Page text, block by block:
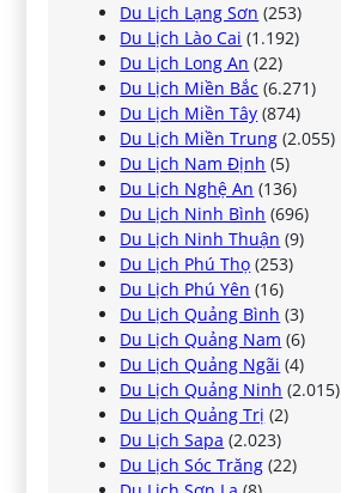
Du Lịch Lạng Sơn (253)
Du Lịch Lào Cai (1.192)
Du Lịch Long An (22)
Du Lịch Miền Bắc (6.271)
Du Lịch Miền Tây (874)
Du Lịch Miền Trung (2.055)
Du Lịch Nam Định (5)
Du Lịch Nghệ An (136)
Du Lịch Ninh Bình (696)
Du Lịch Ninh Thuận (9)
Du Lịch Phú Thọ (253)
Du Lịch Phú Yên (16)
Du Lịch Quảng Bình (3)
Du Lịch Quảng Nam (6)
Du Lịch Quảng Ngãi (4)
Du Lịch Quảng Ninh (2.015)
Du Lịch Quảng Trị (2)
Du Lịch Sapa (2.023)
Du Lịch Sóc Trăng (22)